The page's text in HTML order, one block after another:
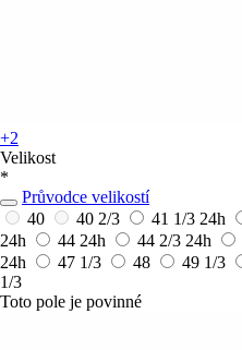
+2
Velikost
*
Průvodce velikostí
40
40 2/3 41 1/3 24h
24h
44 24h 44 2/3 24h
24h
47 1/3 48 49 1/3
1/3
Toto pole je povinné